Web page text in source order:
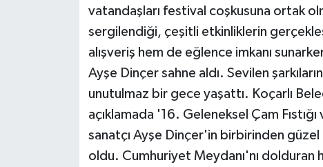
vatandaşları festival coşkusuna ortak
sergilendiği, çeşitli etkinliklerin
alışveriş hem de eğlence imkanı
Ayşe Dinçer sahne aldı. Sevilen
unutulmaz bir gece yaşattı. Koçarlı
açıklamada '16. Geleneksel Çam
sanatçı Ayşe Dinçer'in birbirinden
oldu. Cumhuriyet Meydanı'nı